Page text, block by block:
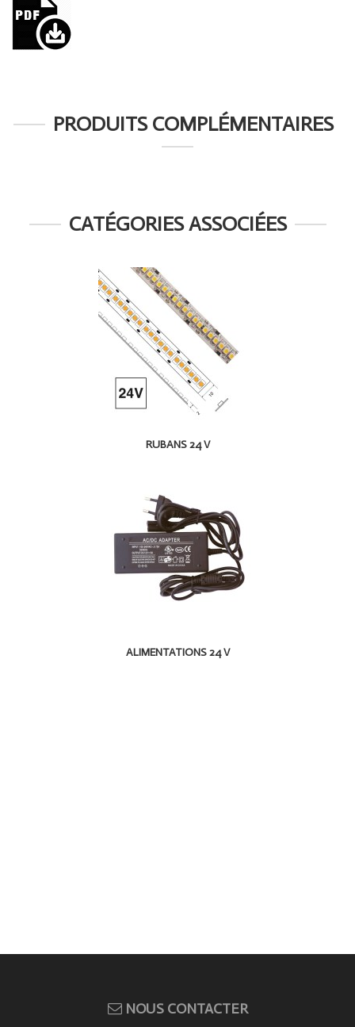
PRODUITS COMPLÉMENTAIRES
CATÉGORIES ASSOCIÉES
RUBANS 24 V
ALIMENTATIONS 24 V
NOUS CONTACTER